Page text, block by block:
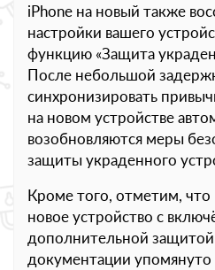
iPhone на новый также
настройки вашего
функцию «Защита
После небольшой
синхронизировать
на новом устройстве
возобновляются меры
защиты украденного
Кроме того, отметим,
новое устройство с
дополнительной защитой
документации упомянуто